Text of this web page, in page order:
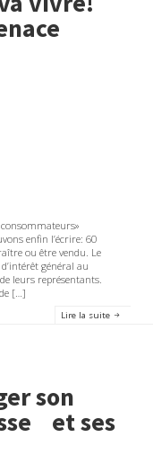
enfin l’écrire: 60
ou être vendu. Le
général au
leurs représentants.
[…]
Lire la suite
son
et ses